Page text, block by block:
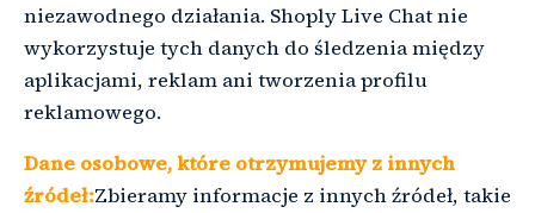
niezawodnego działania. Shoply Live Chat nie
wykorzystuje tych danych do śledzenia między
aplikacjami, reklam ani tworzenia profilu
reklamowego.
Dane osobowe, które otrzymujemy z innych
źródeł:Zbieramy informacje z innych źródeł, takie